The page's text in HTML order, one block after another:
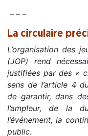
– – –
La circulaire
L’organisation des
(JOP) rend
justifiées par des «
sens de l’article 4
de garantir, dans
l’ampleur, de la
l’événement, la
public.